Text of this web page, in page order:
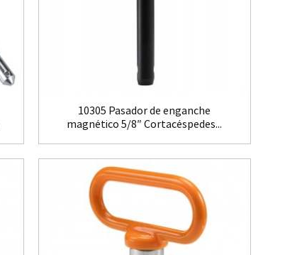
10305 Pasador de enganche
magnético 5/8″ Cortacéspedes...